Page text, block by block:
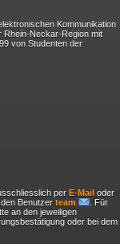
Kommunikation
Rhein-Neckar-Region mit
von Studenten der
per E-Mail oder
Benutzer team
. Für
an den jeweiligen
oder bei dem